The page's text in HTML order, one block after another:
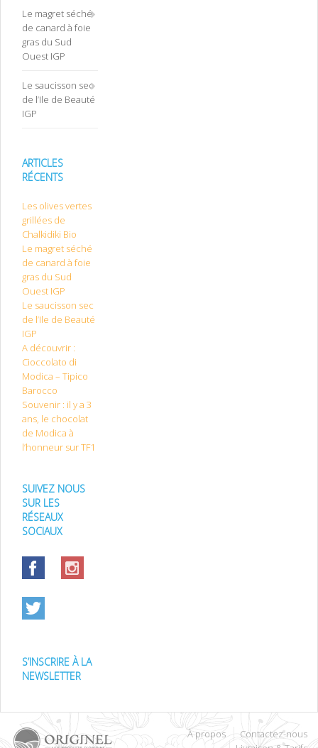
Le magret séché
de canard à foie
gras du Sud
Ouest IGP
Le saucisson sec
de l’Ile de Beauté
IGP
ARTICLES
RÉCENTS
Les olives vertes
grillées de
Chalkidiki Bio
Le magret séché
de canard à foie
gras du Sud
Ouest IGP
Le saucisson sec
de l’Ile de Beauté
IGP
A découvrir :
Cioccolato di
Modica – Tipico
Barocco
Souvenir : il y a 3
ans, le chocolat
de Modica à
l’honneur sur TF1
SUIVEZ NOUS
SUR LES
RÉSEAUX
SOCIAUX
S’INSCRIRE À LA
NEWSLETTER
À propos
Contactez-nous